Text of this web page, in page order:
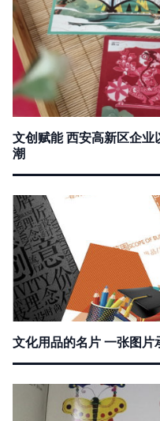
文创赋能 西安高新区企
潮
文化用品的名片 一张图片